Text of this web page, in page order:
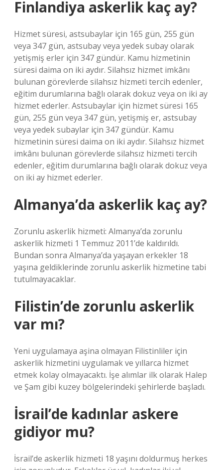
Finlandiya askerlik kaç ay?
Hizmet süresi, astsubaylar için 165 gün, 255 gün
veya 347 gün, astsubay veya yedek subay olarak
yetişmiş erler için 347 gündür. Kamu hizmetinin
süresi daima on iki aydır. Silahsız hizmet imkânı
bulunan görevlerde silahsız hizmeti tercih edenler,
eğitim durumlarına bağlı olarak dokuz veya on iki ay
hizmet ederler. Astsubaylar için hizmet süresi 165
gün, 255 gün veya 347 gün, yetişmiş er, astsubay
veya yedek subaylar için 347 gündür. Kamu
hizmetinin süresi daima on iki aydır. Silahsız hizmet
imkânı bulunan görevlerde silahsız hizmeti tercih
edenler, eğitim durumlarına bağlı olarak dokuz veya
on iki ay hizmet ederler.
Almanya’da askerlik kaç ay?
Zorunlu askerlik hizmeti: Almanya’da zorunlu
askerlik hizmeti 1 Temmuz 2011’de kaldırıldı.
Bundan sonra Almanya’da yaşayan erkekler 18
yaşına geldiklerinde zorunlu askerlik hizmetine tabi
tutulmayacaklar.
Filistin’de zorunlu askerlik
var mı?
Yeni uygulamaya aşina olmayan Filistinliler için
askerlik hizmetini uygulamak ve yıllarca hizmet
etmek kolay olmayacaktı. İşe alımlar ilk olarak Halep
ve Şam gibi kuzey bölgelerindeki şehirlerde başladı.
İsrail’de kadınlar askere
gidiyor mu?
İsrail’de askerlik hizmeti 18 yaşını doldurmuş herkes